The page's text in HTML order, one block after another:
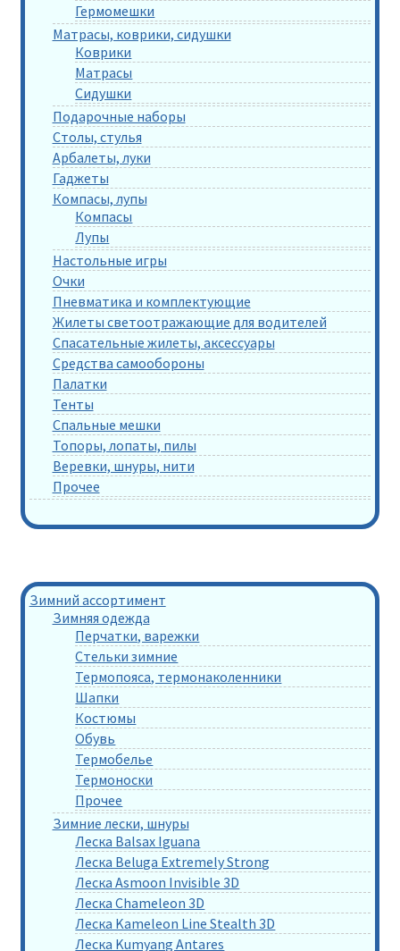
Гермомешки
Матрасы, коврики, сидушки
Коврики
Матрасы
Сидушки
Подарочные наборы
Столы, стулья
Арбалеты, луки
Гаджеты
Компасы, лупы
Компасы
Лупы
Настольные игры
Очки
Пневматика и комплектующие
Жилеты светоотражающие для водителей
Спасательные жилеты, аксессуары
Средства самообороны
Палатки
Тенты
Спальные мешки
Топоры, лопаты, пилы
Веревки, шнуры, нити
Прочее
Зимний ассортимент
Зимняя одежда
Перчатки, варежки
Стельки зимние
Термопояса, термонаколенники
Шапки
Костюмы
Обувь
Термобелье
Термоноски
Прочее
Зимние лески, шнуры
Леска Balsax Iguana
Леска Beluga Extremely Strong
Леска Asmoon Invisible 3D
Леска Chameleon 3D
Леска Kameleon Line Stealth 3D
Леска Kumyang Antares